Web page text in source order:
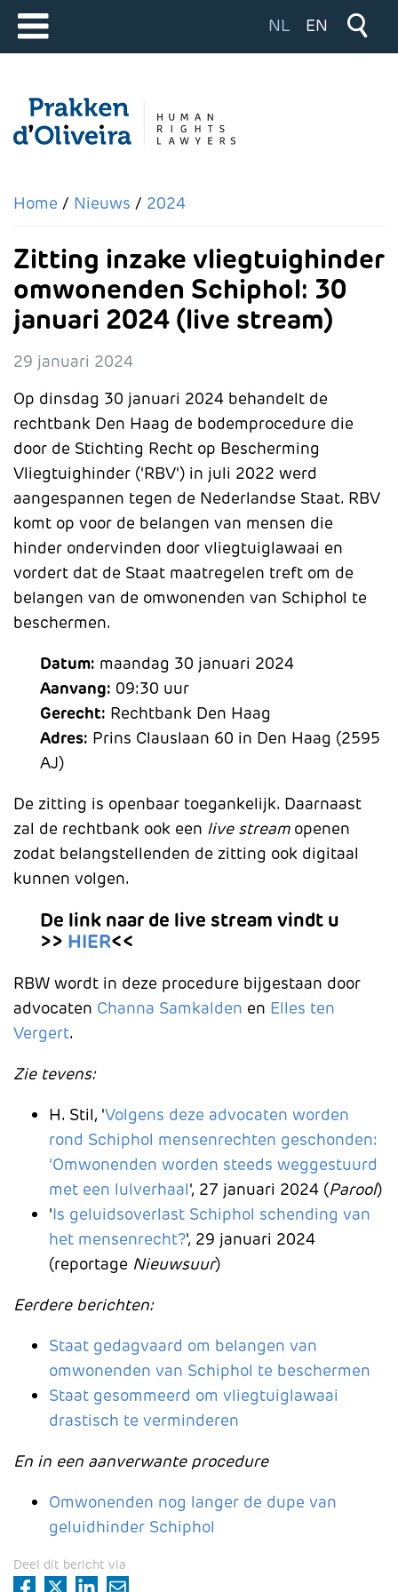
Selecteer de taal
NL EN
Home Nieuws 2024
Zitting inzake vliegtuighinder
omwonenden Schiphol: 30
januari 2024 (live stream)
29 januari 2024
Op dinsdag 30 januari 2024 behandelt de
rechtbank Den Haag de bodemprocedure die
door de Stichting Recht op Bescherming
Vliegtuighinder ('RBV') in juli 2022 werd
aangespannen tegen de Nederlandse Staat. RBV
komt op voor de belangen van mensen die
hinder ondervinden door vliegtuiglawaai en
vordert dat de Staat maatregelen treft om de
belangen van de omwonenden van Schiphol te
beschermen.
Datum: maandag 30 januari 2024
Aanvang: 09:30 uur
Gerecht: Rechtbank Den Haag
Adres: Prins Clauslaan 60 in Den Haag (2595
AJ)
De zitting is openbaar toegankelijk. Daarnaast
zal de rechtbank ook een live stream openen
zodat belangstellenden de zitting ook digitaal
kunnen volgen.
De link naar de live stream vindt u
>> HIER<<
RBW wordt in deze procedure bijgestaan door
advocaten Channa Samkalden en Elles ten
Vergert.
Zie tevens:
H. Stil, 'Volgens deze advocaten worden
rond Schiphol mensenrechten geschonden:
‘Omwonenden worden steeds weggestuurd
met een lulverhaal', 27 januari 2024 (Parool)
'Is geluidsoverlast Schiphol schending van
het mensenrecht?', 29 januari 2024
(reportage Nieuwsuur)
Eerdere berichten:
Staat gedagvaard om belangen van
omwonenden van Schiphol te beschermen
Staat gesommeerd om vliegtuiglawaai
drastisch te verminderen
En in een aanverwante procedure
Omwonenden nog langer de dupe van
geluidhinder Schiphol
Deel dit bericht via